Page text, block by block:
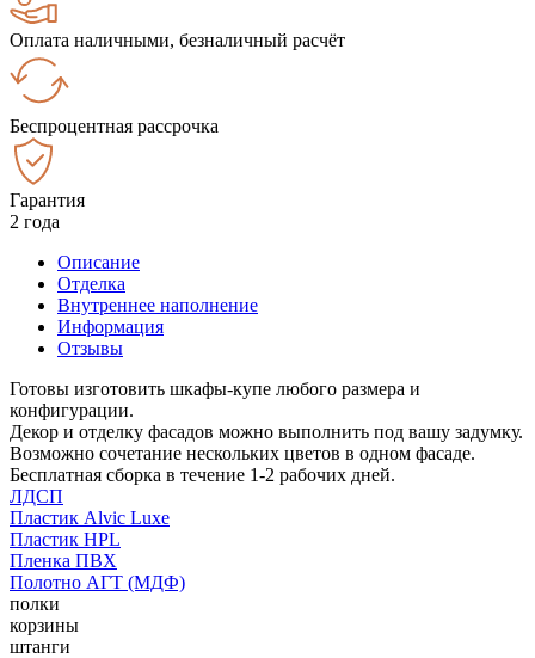
Оплата наличными, безналичный расчёт
Беспроцентная рассрочка
Гарантия
2 года
Описание
Отделка
Внутреннее наполнение
Информация
Отзывы
Готовы изготовить шкафы-купе любого размера и
конфигурации.
Декор и отделку фасадов можно выполнить под вашу задумку.
Возможно сочетание нескольких цветов в одном фасаде.
Бесплатная сборка в течение 1-2 рабочих дней.
ЛДСП
Пластик Alvic Luxe
Пластик HPL
Пленка ПВХ
Полотно АГТ (МДФ)
полки
корзины
штанги